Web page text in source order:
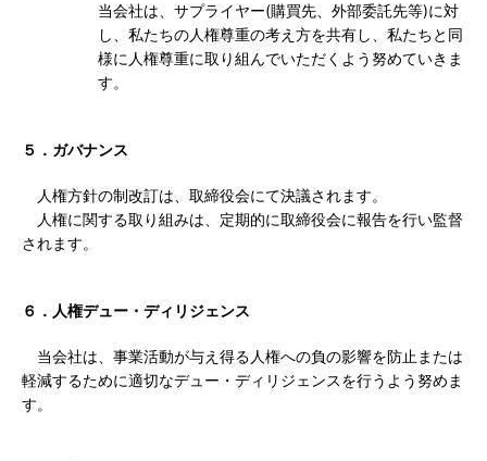
当会社は、サプライヤー(購買先、外部委託先等)に対
し、私たちの人権尊重の考え方を共有し、私たちと同
様に人権尊重に取り組んでいただくよう努めていきま
す。
５．ガバナンス
人権方針の制改訂は、取締役会にて決議されます。
人権に関する取り組みは、定期的に取締役会に報告を行い監督
されます。
６．人権デュー・ディリジェンス
当会社は、事業活動が与え得る人権への負の影響を防止または
軽減するために適切なデュー・ディリジェンスを行うよう努めま
す。